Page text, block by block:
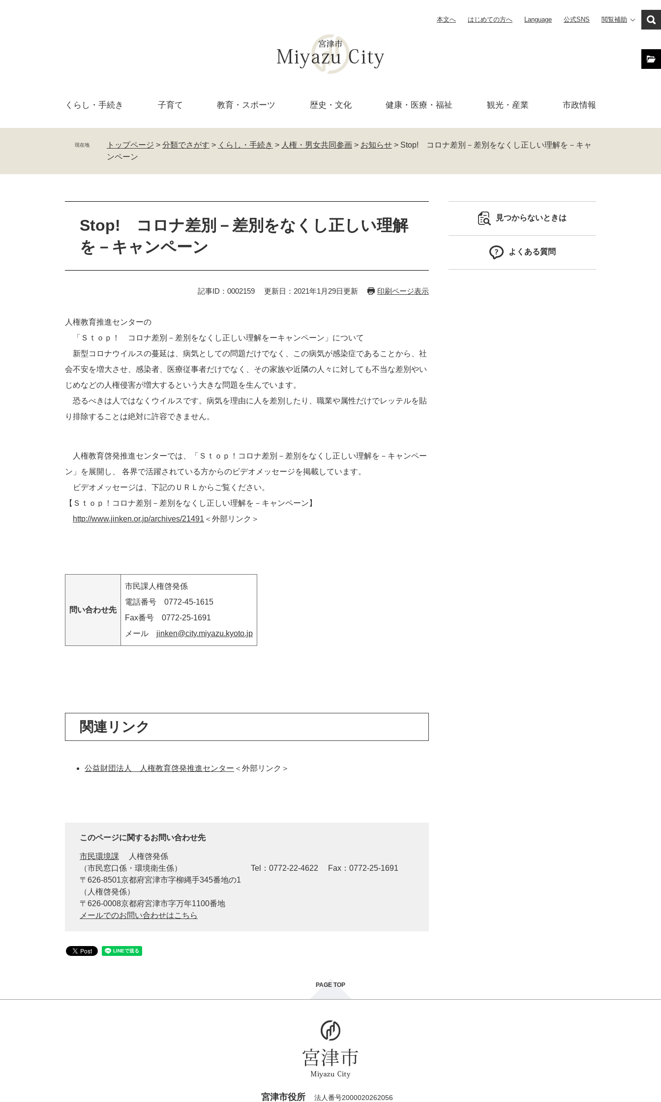
本文へ はじめての方へ Language 公式SNS 閲覧補助
くらし・ 手続き 子育て 教育・ スポーツ 歴史・文化 健康・医療・ 福祉 観光・産業 市政情報
現在地 トップページ > 分類でさがす > くらし・手続き > 人権・男女共同参画 > お知らせ > Stop! コロナ差別－差別をなくし正しい理解を－キャ
ンペーン
Stop! コロナ差別－差別をなくし正しい理解
を－キャンペーン
記事ID：0002159 更新日：2021年1月29日更新 印刷ページ表示
人権教育推進センターの
「Ｓｔｏｐ！ コロナ差別－差別をなくし正しい理解をーキャンペーン」について
新型コロナウイルスの蔓延は、病気としての問題だけでなく、この病気が感染症であることから、社
会不安を増大させ、感染者、医療従事者だけでなく、その家族や近隣の人々に対しても不当な差別やい
じめなどの人権侵害が増大するという大きな問題を生んでいます。
恐るべきは人ではなくウイルスです。病気を理由に人を差別したり、職業や属性だけでレッテルを貼
り排除することは絶対に許容できません。
人権教育啓発推進センターでは、「Ｓｔｏｐ！コロナ差別－差別をなくし正しい理解を－キャンペー
ン」を展開し、 各界で活躍されている方からのビデオメッセージを掲載しています。
ビデオメッセージは、下記のＵＲＬからご覧ください。
【Ｓｔｏｐ！コロナ差別－差別をなくし正しい理解を－キャンペーン】
http://www.jinken.or.jp/archives/21491 ＜外部リンク＞
問い合わせ先
市民課人権啓発係
電話番号 0772-45-1615
Fax番号 0772-25-1691
メール jinken@city.miyazu.kyoto.jp
関連リンク
公益財団法人 人権教育啓発推進センター ＜外部リンク＞
このページに関するお問い合わせ先
市民環境課
人権啓発係
（市民窓口係・環境衛生係）
〒626-8501京都府宮津市字柳縄手345番地の1
（人権啓発係）
〒626-0008京都府宮津市字万年1100番地
Tel：0772-22-4622 Fax：0772-25-1691
メールでのお問い合わせはこちら
見つからないときは
よくある質問
PAGE TOP
宮津市役所 法人番号2000020262056